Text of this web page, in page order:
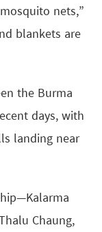
nets,”
blankets are
the Burma
days, with
landing near
Chaung,